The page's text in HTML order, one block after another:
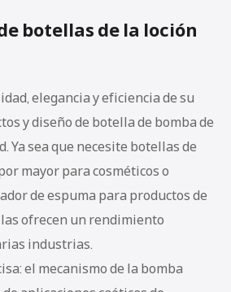
botellas de la loción
elegancia y eficiencia de su
y diseño de botella de bomba de
Ya sea que necesite botellas de
mayor para cosméticos o
de espuma para productos de
ofrecen un rendimiento
industrias.
el mecanismo de la bomba